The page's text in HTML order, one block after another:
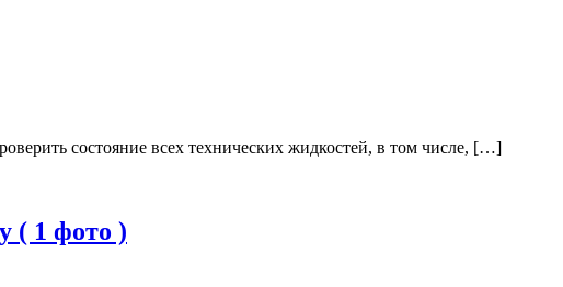
состояние всех технических жидкостей, в том числе, […]
( 1 фото )